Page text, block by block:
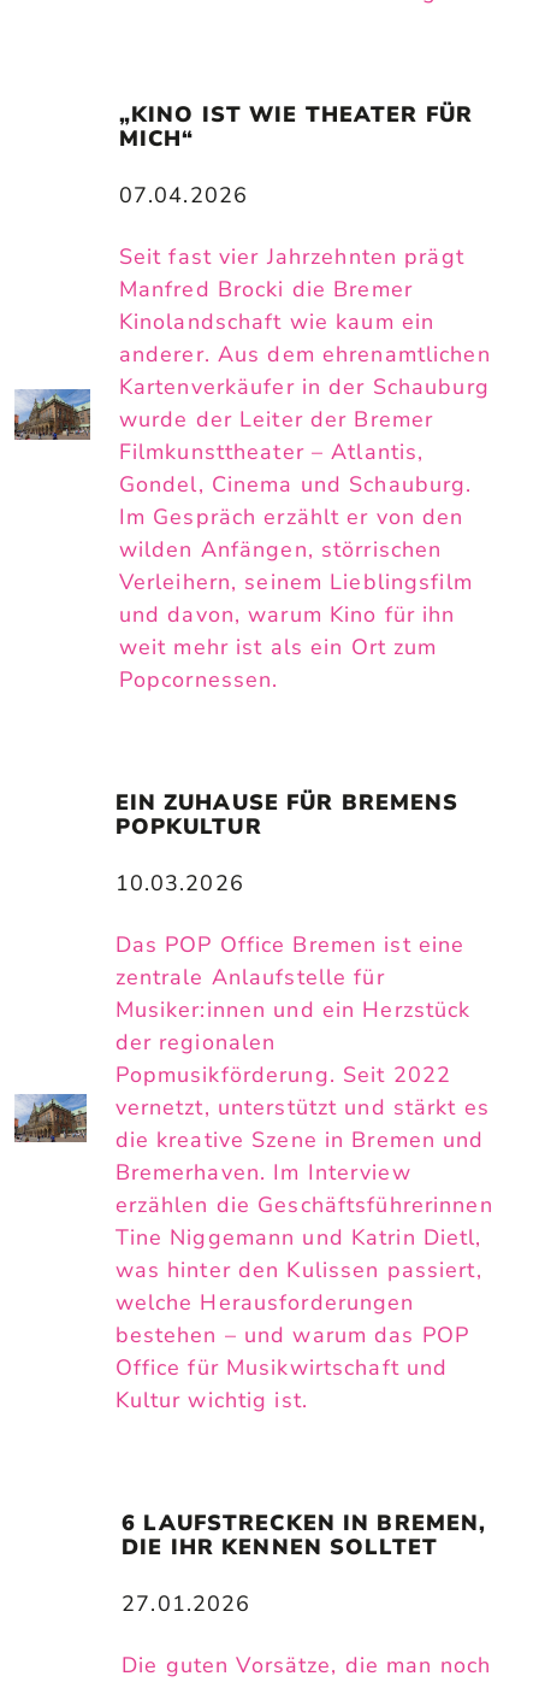
„KINO IST WIE THEATER FÜR
MICH“
07.04.2026
Seit fast vier Jahrzehnten prägt
Manfred Brocki die Bremer
Kinolandschaft wie kaum ein
anderer. Aus dem ehrenamtlichen
Kartenverkäufer in der Schauburg
wurde der Leiter der Bremer
Filmkunsttheater – Atlantis,
Gondel, Cinema und Schauburg.
Im Gespräch erzählt er von den
wilden Anfängen, störrischen
Verleihern, seinem Lieblingsfilm
und davon, warum Kino für ihn
weit mehr ist als ein Ort zum
Popcornessen.
EIN ZUHAUSE FÜR BREMENS
POPKULTUR
10.03.2026
Das POP Office Bremen ist eine
zentrale Anlaufstelle für
Musiker:innen und ein Herzstück
der regionalen
Popmusikförderung. Seit 2022
vernetzt, unterstützt und stärkt es
die kreative Szene in Bremen und
Bremerhaven. Im Interview
erzählen die Geschäftsführerinnen
Tine Niggemann und Katrin Dietl,
was hinter den Kulissen passiert,
welche Herausforderungen
bestehen – und warum das POP
Office für Musikwirtschaft und
Kultur wichtig ist.
6 LAUFSTRECKEN IN BREMEN,
DIE IHR KENNEN SOLLTET
27.01.2026
Die guten Vorsätze, die man noch